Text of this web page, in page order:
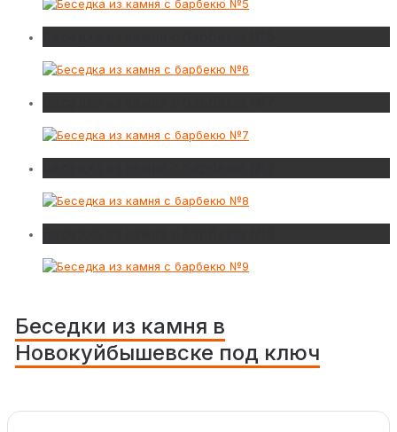
Беседки из камня в
Новокуйбышевске под ключ